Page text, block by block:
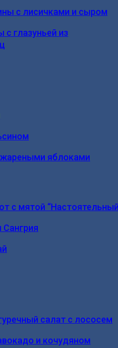
с лисичками и сыром
глазуньей из
яблоками
с мятой
Сангрия
салат с лососем
и кочудяном